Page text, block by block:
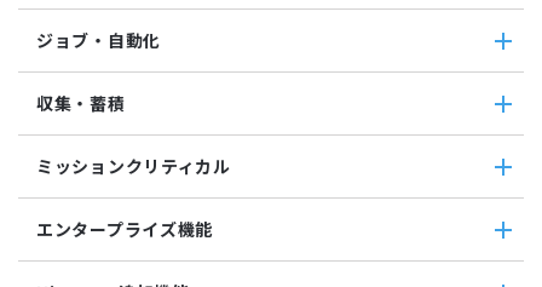
クラウド管理機能(AWS)
VM管理機能
パケットキャプチャ監視
カスタムトラップ監視
カスタム監視
バイナリファイル監視
収集値統合監視
ログ件数監視
システムログ監視
ジョブ・自動化
ジョブ機能全般について
コマンドジョブ
ファイル転送ジョブ
参照ジョブ
環境構築機能
実行契機
収集・蓄積
転送
ダウンロード
検索
蓄積
ミッションクリティカル
ミッションクリティカル（Linux）
ミッションクリティカル（Windows）
エンタープライズ機能